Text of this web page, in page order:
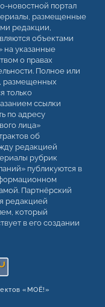
новостной портал
размещенные
редакции,
объектами
на указанные
о правах
Полное или
размещенных
только
ссылки
по адресу
лица»
об
редакцией
рубрик
публикуются в
Партнёрский
редакцией
который
в его создании
«МОЁ!»